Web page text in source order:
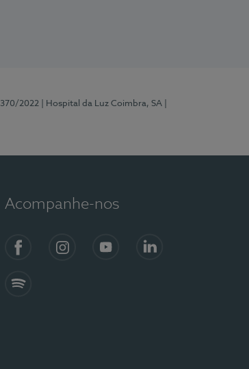
2022 | Hospital da Luz Coimbra, SA
Acompanhe-nos